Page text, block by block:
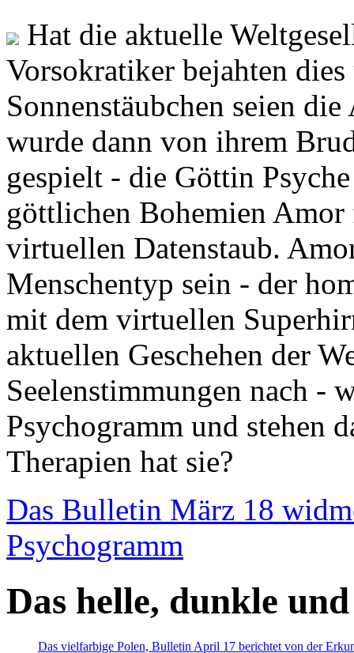
Hat die aktuelle
Vorsokratiker bejahten
Sonnenstäubchen seien
wurde dann von ihrem
gespielt - die Göttin
göttlichen Bohemien
virtuellen Datenstaub.
Menschentyp sein - der
mit dem virtuellen
aktuellen Geschehen der
Seelenstimmungen nach -
Psychogramm und stehen
Therapien hat sie?
Das Bulletin März 18
Psychogramm
Das helle, dunkle
Das vielfarbige Polen, Bulletin April 17 berichtet von der